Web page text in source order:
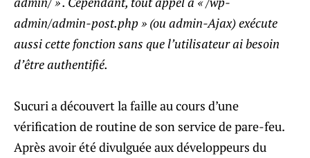
admin/admin-post.php » (ou admin-Ajax) exécute
aussi cette fonction sans que l’utilisateur ai besoin
d’être authentifié.
Sucuri a découvert la faille au cours d’une
vérification de routine de son service de pare-feu.
Après avoir été divulguée aux développeurs du